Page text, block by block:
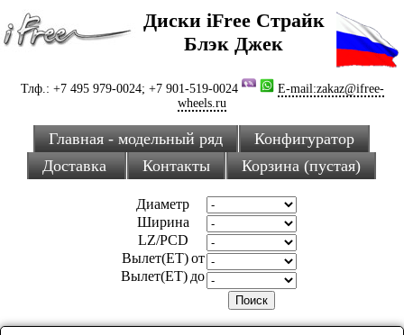
Диски iFree Страйк
Блэк Джек
Тлф.: +7 495 979-0024; +7 901-519-0024
E-mail:zakaz@ifree-
wheels.ru
Главная - модельный ряд
Конфигуратор
Доставка
Контакты Корзина (пустая)
Диаметр
Ширина
LZ/PCD
Вылет(ET) от
Вылет(ET) до